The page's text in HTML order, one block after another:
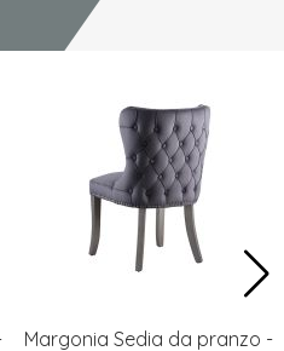
Margonia Sedia da pranzo -